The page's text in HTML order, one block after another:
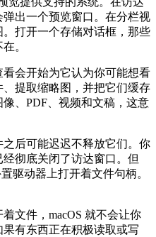
出一个预览窗口。在分栏视
打开一个存储对话框，那些
。
会开始为它认为你可能想看
提取缩略图，并把它们缓存
、PDF、视频和文稿，这意
后可能迟迟不释放它们。你
彻底关闭了访达窗口。但
驱动器上打开着文件句柄。
文件，macOS 就不会让你
有东西正在积极读取或写